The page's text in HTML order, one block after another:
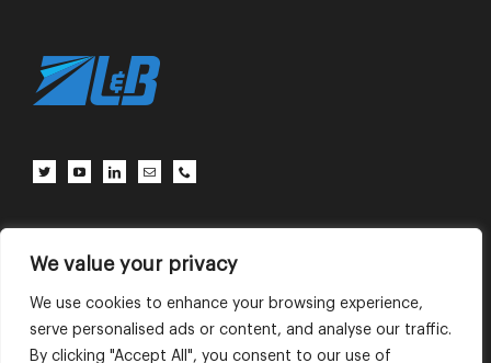
We value your privacy
We use cookies to enhance your browsing experience,
serve personalised ads or content, and analyse our traffic.
By clicking "Accept All", you consent to our use of
English
中文 (中国)